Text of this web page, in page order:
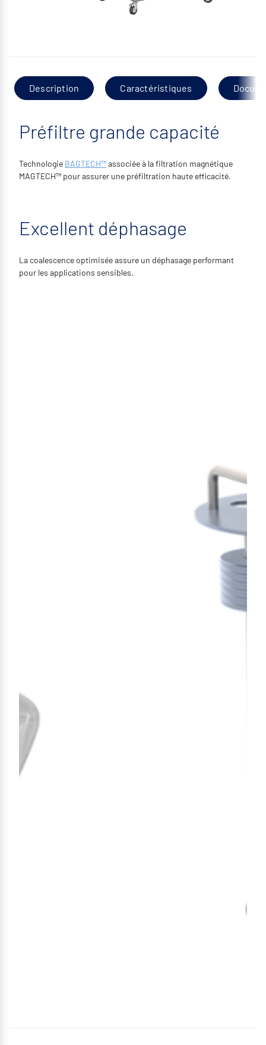
Description Caractéristiques
Préfiltre grande capacité
Technologie BAGTECH™associée à la filtration magnétique
MAGTECH™ pour assurer une préfiltration haute efficacité.
Excellent déphasage
La coalescence optimisée assure un déphasage performant
pour les applications sensibles.